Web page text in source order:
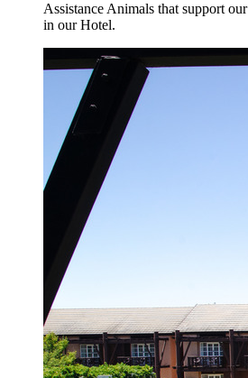
Assistance Animals that support
in our Hotel.